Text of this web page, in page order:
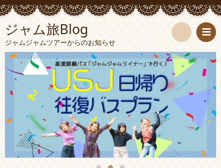
ジャム旅Blog
ジャムジャムツアーからのお知らせ
検
索